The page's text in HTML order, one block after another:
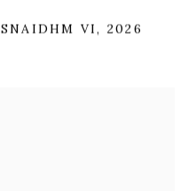
SNAIDHM VI, 2026